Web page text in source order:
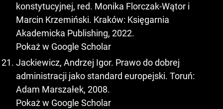
konstytucyjnej, red. Monika Florczak-Wątor i
Marcin Krzemiński. Kraków: Księgarnia
Akademicka Publishing, 2022.
Pokaż w Google Scholar
Jackiewicz, Andrzej Igor. Prawo do dobrej
administracji jako standard europejski. Toruń:
Adam Marszałek, 2008.
Pokaż w Google Scholar